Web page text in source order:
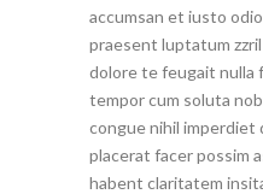
accumsan et iusto
praesent luptatum
dolore te feugait nulla
tempor cum soluta
congue nihil imperdiet
placerat facer possim
habent claritatem